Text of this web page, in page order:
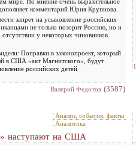
комментарий Юрия Крупнова.
запрет на усыновление российских
не только позорит Россию, но и
отсутствии у некоторых чиновников
Поправки в законопроект, который
в США «акт Магнитского», будут
российских детей
Валерий Федотов (3587)
1
Анализ, события, факты
Аналитика
наступают на США